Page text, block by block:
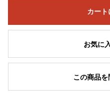
カート
お気に
この商品